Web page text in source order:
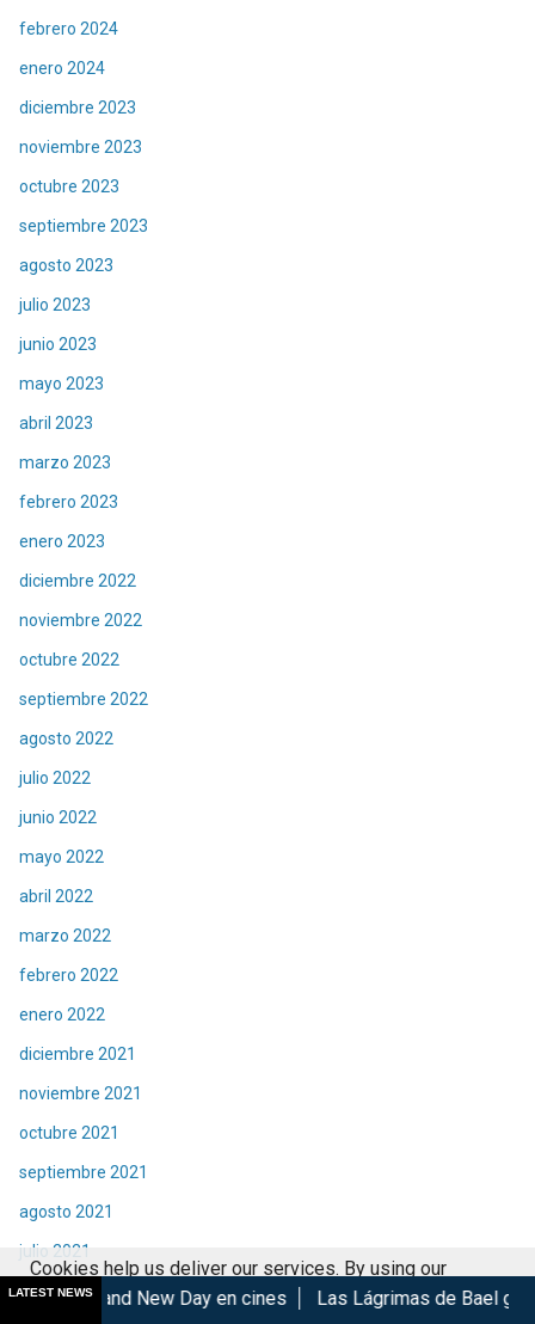
febrero 2024
enero 2024
diciembre 2023
noviembre 2023
octubre 2023
septiembre 2023
agosto 2023
julio 2023
junio 2023
mayo 2023
abril 2023
marzo 2023
febrero 2023
enero 2023
diciembre 2022
noviembre 2022
octubre 2022
septiembre 2022
agosto 2022
julio 2022
junio 2022
mayo 2022
abril 2022
marzo 2022
febrero 2022
enero 2022
diciembre 2021
noviembre 2021
octubre 2021
septiembre 2021
agosto 2021
julio 2021
junio 2021
LATEST NEWS
Day en cines Las Lágrimas de Bael gana en el GIFF 2026
Cookies help us deliver our services. By using our
services, you agree to our use of cookies.
Got it